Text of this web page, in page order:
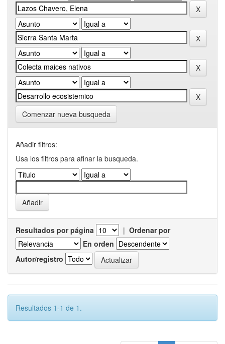
Comenzar nueva busqueda
Añadir filtros:
Usa los filtros para afinar la busqueda.
Resultados por página | Ordenar por
En orden
Autor/registro
Resultados 1-1 de 1.